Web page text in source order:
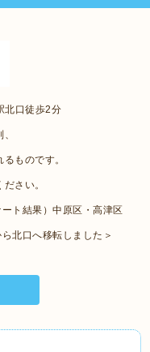
北口徒歩2分
ものです。
さい。
ト結果）中原区・高津区
北口へ移転しました＞